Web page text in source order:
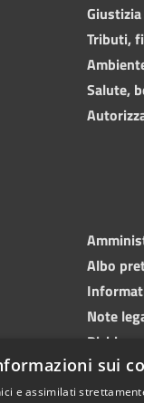
Tributi,
Salute,
Albo
Note
sui
e assimilati